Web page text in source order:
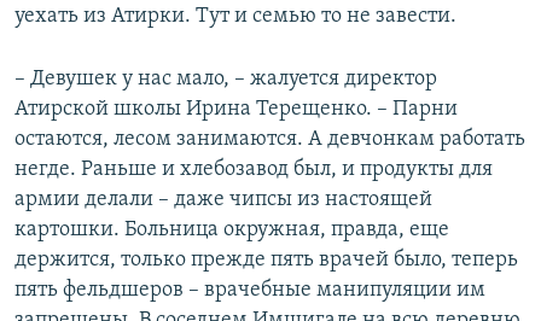
уехать из Атирки. Тут и семью то не завести.
– Девушек у нас мало, – жалуется директор
Атирской школы Ирина Терещенко. – Парни
остаются, лесом занимаются. А девчонкам работать
негде. Раньше и хлебозавод был, и продукты для
армии делали – даже чипсы из настоящей
картошки. Больница окружная, правда, еще
держится, только прежде пять врачей было, теперь
пять фельдшеров – врачебные манипуляции им